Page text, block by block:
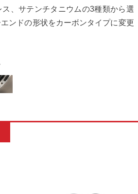
、サテンチタニウムの3種類から選
ンドの形状をカーボンタイプに変更